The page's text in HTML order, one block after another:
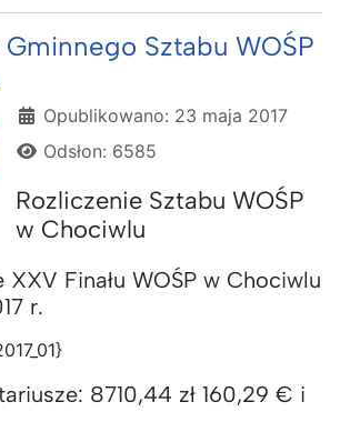
Sztabu WOŚP
Szczegóły
Opublikowano: 23 maja 2017
Odsłon: 6585
Rozliczenie Sztabu WOŚP
w Chociwlu
Finału WOŚP w Chociwlu
r.
8710,44 zł 160,29 € i